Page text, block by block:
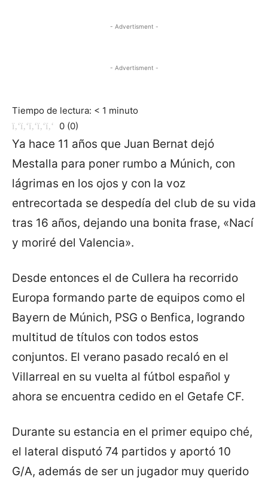
- Advertisment -
- Advertisment -
Tiempo de lectura: < 1 minuto
0 (0)
Ya hace 11 años que Juan Bernat dejó
Mestalla para poner rumbo a Múnich, con
lágrimas en los ojos y con la voz
entrecortada se despedía del club de su vida
tras 16 años, dejando una bonita frase, «Nací
y moriré del Valencia».
Desde entonces el de Cullera ha recorrido
Europa formando parte de equipos como el
Bayern de Múnich, PSG o Benfica, logrando
multitud de títulos con todos estos
conjuntos. El verano pasado recaló en el
Villarreal en su vuelta al fútbol español y
ahora se encuentra cedido en el Getafe CF.
Durante su estancia en el primer equipo ché,
el lateral disputó 74 partidos y aportó 10
G/A, además de ser un jugador muy querido